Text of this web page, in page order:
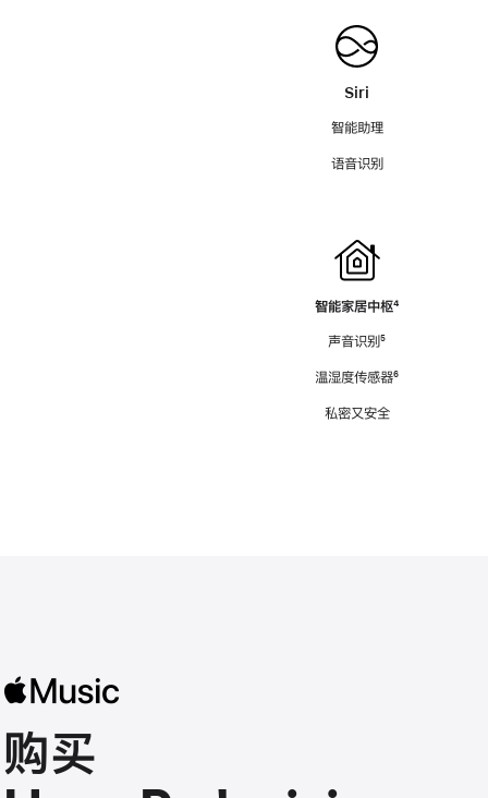
Siri
智能助理
语音识别
智能家居中枢脚
⁴
声音识别脚
⁵
温湿度传感器脚
⁶
私密又安全
购买